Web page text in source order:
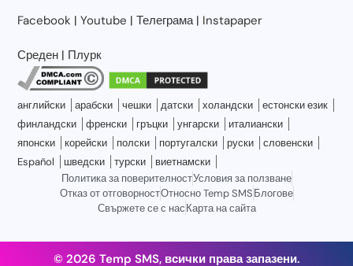
Facebook |Youtube |Телеграма| Instapaper
Среден | Плурк
английски арабски чешки датски холандски
естонски език
финландски
френски гръцки унгарски
италиански
японски
корейски полски португалски руски
словенски
Español
шведски турски
виетнамски
Политика за поверителностУсловия за ползване
Отказ от отговорностОтносно Temp SMSБлогове
Свържете се с насКарта на сайта
© 2026 Temp SMS, всички права запазени.